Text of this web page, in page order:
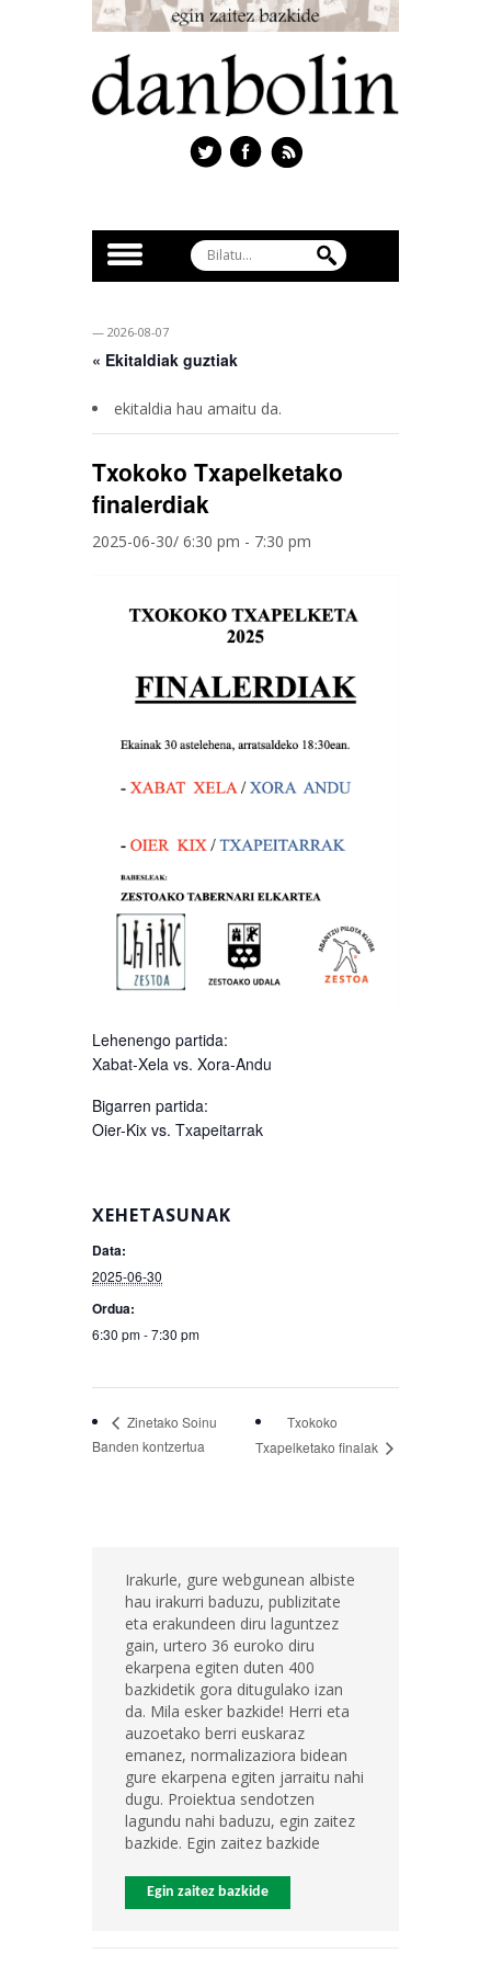
— 2026-08-07
« Ekitaldiak guztiak
ekitaldia hau amaitu da.
Txokoko Txapelketako
finalerdiak
2025-06-30/ 6:30 pm - 7:30 pm
Lehenengo partida:
Xabat-Xela vs. Xora-Andu
Bigarren partida:
Oier-Kix vs. Txapeitarrak
XEHETASUNAK
Data:
2025-06-30
Ordua:
6:30 pm - 7:30 pm
Zinetako Soinu
Banden kontzertua
Txokoko
Txapelketako finalak
Irakurle, gure webgunean albiste
hau irakurri baduzu, publizitate
eta erakundeen diru laguntzez
gain, urtero 36 euroko diru
ekarpena egiten duten 400
bazkidetik gora ditugulako izan
da. Mila esker bazkide! Herri eta
auzoetako berri euskaraz
emanez, normalizaziora bidean
gure ekarpena egiten jarraitu nahi
dugu. Proiektua sendotzen
lagundu nahi baduzu, egin zaitez
bazkide. Egin zaitez bazkide
Egin zaitez bazkide